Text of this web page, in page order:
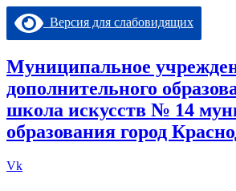
Перейти
содержимому
Версия для слабовидящих
Муниципальное
дополнительного
школа искусств № 14
образования город
Vk